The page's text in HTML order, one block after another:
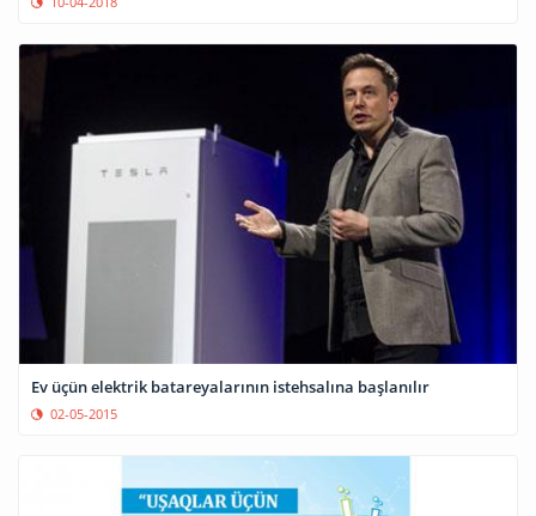
Ev üçün elektrik batareyalarının istehsalına başlanılır
02-05-2015